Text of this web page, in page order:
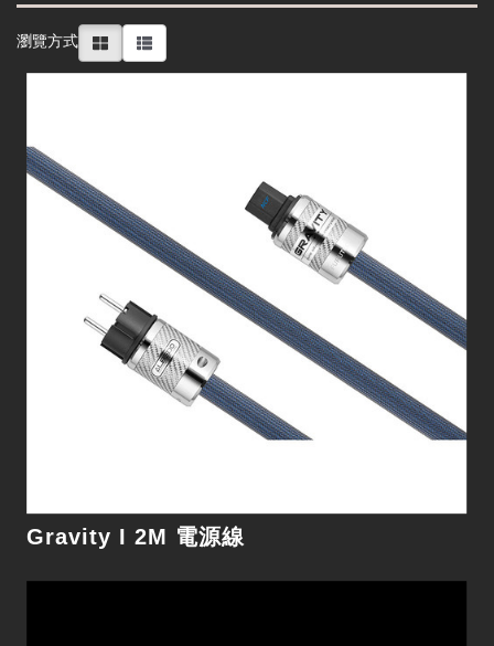
瀏覽方式
Gravity I 2M 電源線
Gravity II 2M 電源線